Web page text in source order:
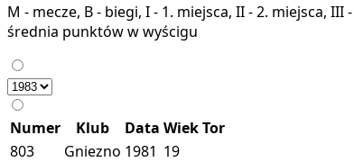
M - mecze, B - biegi, I - 1. miejsca, II - 2. miejsca,
średnia punktów w wyścigu
Numer Klub Data WiekTor
803
Gniezno 1981 19